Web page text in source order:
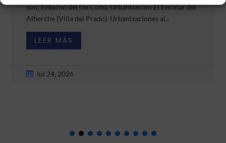
son: Entorno del río Cofio. Urbanización El Encinar del
Alberche (Villa del Prado). Urbanizaciones al...
LEER MÁS
 Jul 24, 2026